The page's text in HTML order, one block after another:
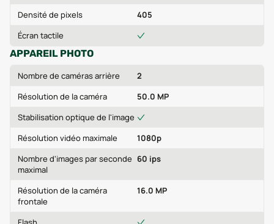
Densité de pixels
405
Écran tactile
APPAREIL PHOTO
Nombre de caméras arrière
2
Résolution de la caméra
50.0 MP
Stabilisation optique de l'image
Résolution vidéo maximale
1080p
Nombre d'images par seconde
maximal
60 ips
Résolution de la caméra
frontale
16.0 MP